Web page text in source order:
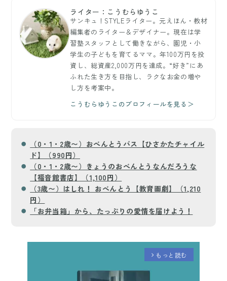
ライター：こうむらゆうこ
サンキュ！STYLEライター。元えほん・教材
編集者のライター＆デザイナー。現在は学
習塾スタッフとして働きながら、園児・小
学生の子どもを育てるママ。年100万円を投
資し、総資産2,000万円を達成。“好き”にあ
ふれた生き方を目指し、ラクなお金の増や
し方を考案中。
こうむらゆうこのプロフィールを見る＞
（0・1・2歳〜）おべんとうバス【ひさかたチャイル
ド】（990円）
（0・1・2歳〜）きょうのおべんとうなんだろうな
【福音館書店】（1,100円）
（3歳〜）はしれ！ おべんとう【教育画劇】（1,210
円）
「お弁当箱」から、たっぷりの愛情を届けよう！
arrow_forward_ios もっと読む